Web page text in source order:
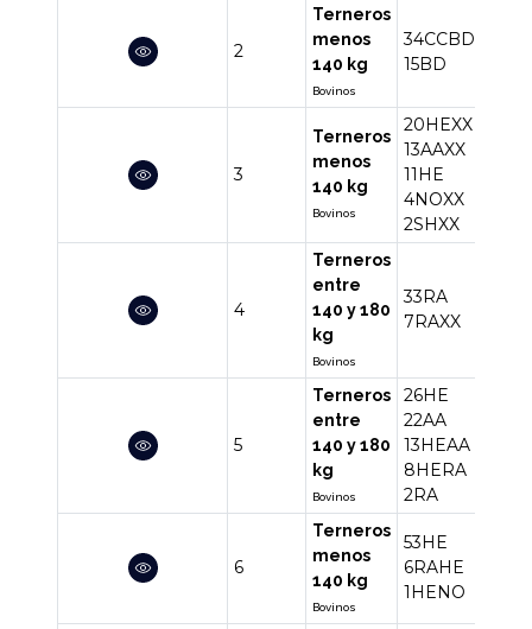
2
Terneros
menos
140 kg
Bovinos
34CCBD
15BD
3
Terneros
menos
140 kg
Bovinos
20HEXX
13AAXX
11HE
4NOXX
2SHXX
4
Terneros
entre
140 y 180
kg
Bovinos
33RA
7RAXX
5
Terneros
entre
140 y 180
kg
Bovinos
26HE
22AA
13HEAA
8HERA
2RA
6
Terneros
menos
140 kg
Bovinos
53HE
6RAHE
1HENO